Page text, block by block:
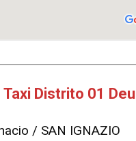
Taxi Distrito 01
/ SAN IGNAZIO